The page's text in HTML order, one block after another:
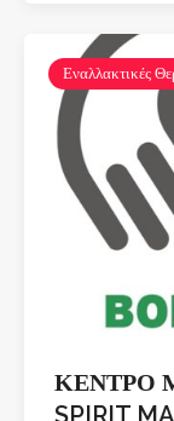
Εναλλακτικές
ΚΕΝΤΡΟ
SPIRIT